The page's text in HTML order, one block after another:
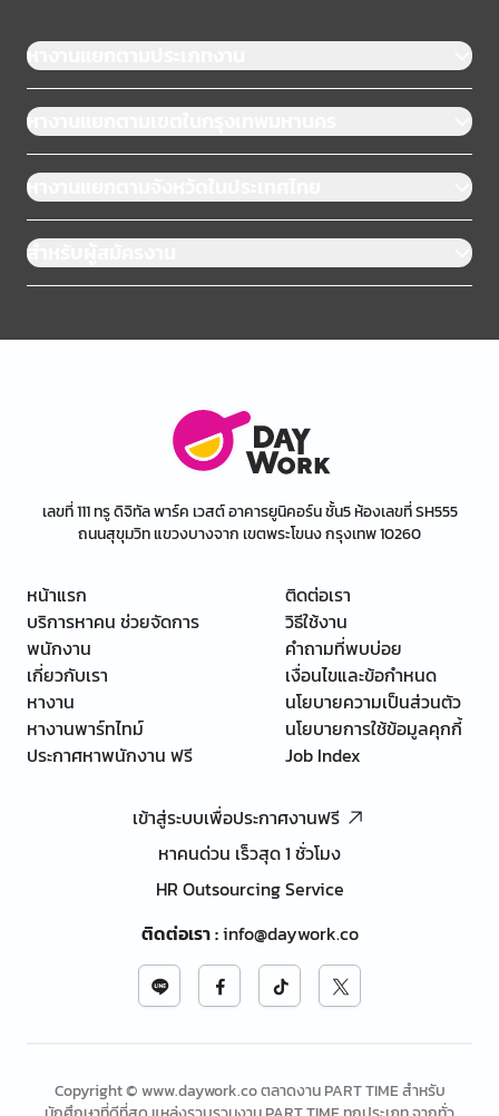
หางานแยกตามประเภทงาน
หางานแยกตามเขตในกรุงเทพมหานคร
หางานแยกตามจังหวัดในประเทศไทย
สำหรับผู้สมัครงาน
เลขที่ 111 ทรู ดิจิทัล พาร์ค เวสต์ อาคารยูนิคอร์น ชั้น5 ห้องเลขที่ SH555
ถนนสุขุมวิท แขวงบางจาก เขตพระโขนง กรุงเทพ 10260
หน้าแรก
บริการหาคน ช่วยจัดการ
พนักงาน
เกี่ยวกับเรา
หางาน
หางานพาร์ทไทม์
ประกาศหาพนักงาน ฟรี
ติดต่อเรา
วิธีใช้งาน
คำถามที่พบบ่อย
เงื่อนไขและข้อกำหนด
นโยบายความเป็นส่วนตัว
นโยบายการใช้ข้อมูลคุกกี้
Job Index
เข้าสู่ระบบเพื่อประกาศงานฟรี
หาคนด่วน เร็วสุด 1 ชั่วโมง
HR Outsourcing Service
ติดต่อเรา:info@daywork.co
Copyright © www.daywork.co ตลาดงาน PART TIME สำหรับ